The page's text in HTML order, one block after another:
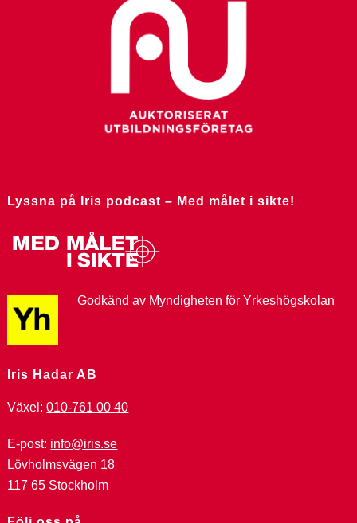
Lyssna på Iris podcast – Med målet i sikte!
Godkänd av Myndigheten för Yrkeshögskolan
Iris Hadar AB
Växel:010-761 00 40
E-post: info@iris.se
Lövholmsvägen 18
117 65 Stockholm